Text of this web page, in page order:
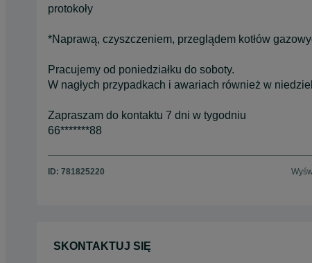
protokoły
*Naprawą, czyszczeniem, przeglądem kotłów
Pracujemy od poniedziałku do soboty.
W nagłych przypadkach i awariach również w
Zapraszam do kontaktu 7 dni w tygodniu
66*******88
ID: 781825220
SKONTAKTUJ SIĘ